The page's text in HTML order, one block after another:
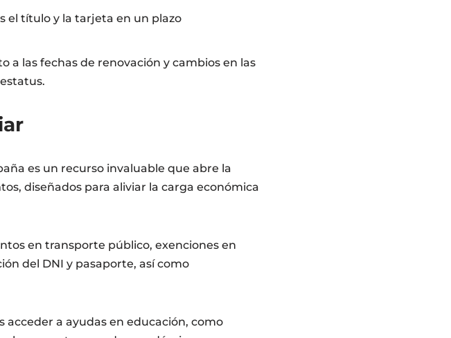
el título y la tarjeta en un plazo
a las fechas de renovación y cambios en las
es un recurso invaluable que abre la
diseñados para aliviar la carga económica
en transporte público, exenciones en
del DNI y pasaporte, así como
a ayudas en educación, como